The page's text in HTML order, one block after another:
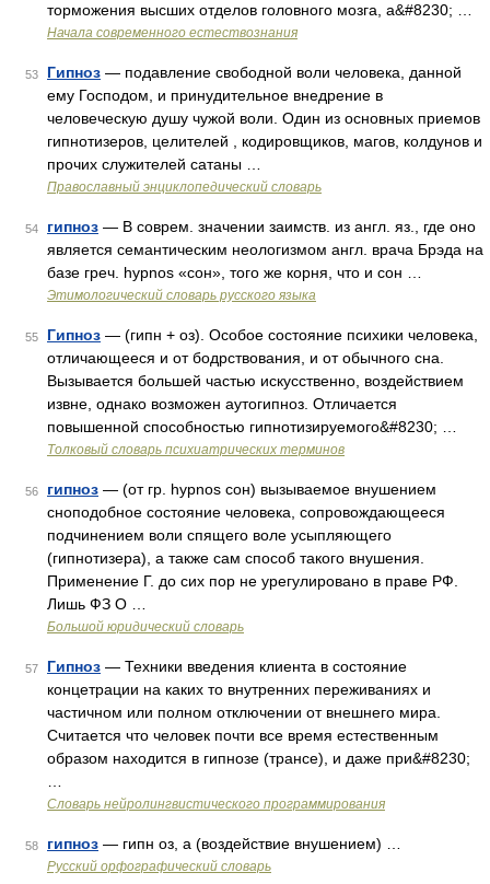
торможения высших отделов головного мозга, а&#8230; …
Начала современного естествознания
53 Гипноз — подавление свободной воли человека, данной
ему Господом, и принудительное внедрение в
человеческую душу чужой воли. Один из основных приемов
гипнотизеров, целителей , кодировщиков, магов, колдунов и
прочих служителей сатаны …
Православный энциклопедический словарь
54 гипноз — В соврем. значении заимств. из англ. яз., где оно
является семантическим неологизмом англ. врача Брэда на
базе греч. hypnos «сон», того же корня, что и сон …
Этимологический словарь русского языка
55 Гипноз — (гипн + оз). Особое состояние психики человека,
отличающееся и от бодрствования, и от обычного сна.
Вызывается большей частью искусственно, воздействием
извне, однако возможен аутогипноз. Отличается
повышенной способностью гипнотизируемого&#8230; …
Толковый словарь психиатрических терминов
56 гипноз — (от гр. hypnos сон) вызываемое внушением
сноподобное состояние человека, сопровождающееся
подчинением воли спящего воле усыпляющего
(гипнотизера), а также сам способ такого внушения.
Применение Г. до сих пор не урегулировано в праве РФ.
Лишь ФЗ О …
Большой юридический словарь
57 Гипноз — Техники введения клиента в состояние
концетрации на каких то внутренних переживаниях и
частичном или полном отключении от внешнего мира.
Считается что человек почти все время естественным
образом находится в гипнозе (трансе), и даже при&#8230;
Словарь нейролингвистического программирования
58 гипноз — гипн оз, а (воздействие внушением) …
Русский орфографический словарь